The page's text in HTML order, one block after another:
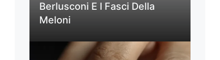
Berlusconi E I Fasci Della
Meloni